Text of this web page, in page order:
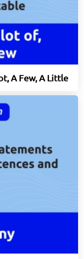
A Few, A Little